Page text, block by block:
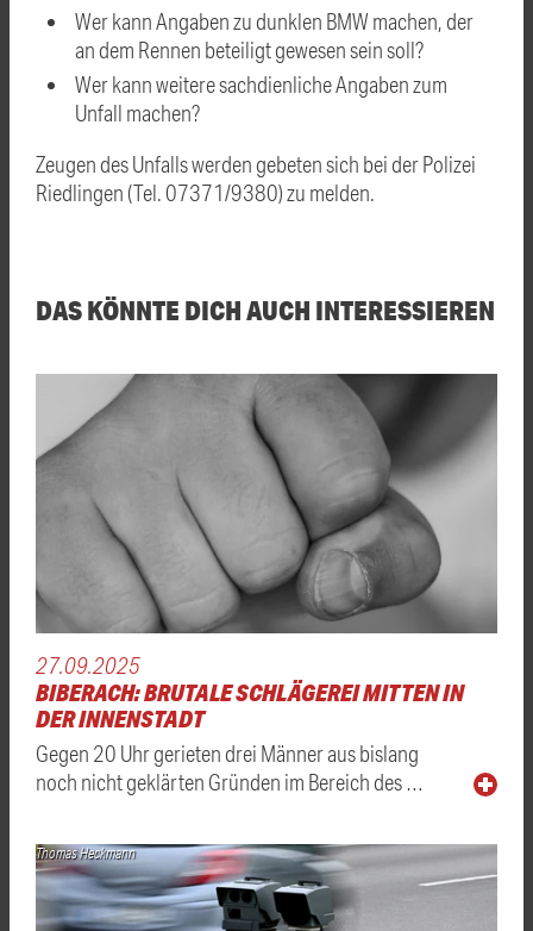
Wer kann Angaben zu dunklen BMW machen, der
an dem Rennen beteiligt gewesen sein soll?
Wer kann weitere sachdienliche Angaben zum
Unfall machen?
Zeugen des Unfalls werden gebeten sich bei der Polizei
Riedlingen (Tel. 07371/9380) zu melden.
DAS KÖNNTE DICH AUCH INTERESSIEREN
27.09.2025
BIBERACH: BRUTALE SCHLÄGEREI MITTEN IN
DER INNENSTADT
Gegen 20 Uhr gerieten drei Männer aus bislang
noch nicht geklärten Gründen im Bereich des …
Thomas Heckmann